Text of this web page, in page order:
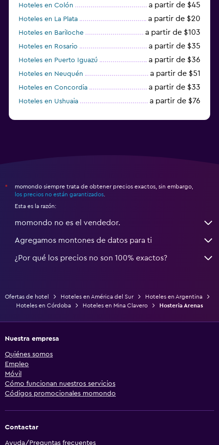
Hoteles en Colón a partir de $45
Hoteles en La Plata a partir de $20
Hoteles en Bariloche a partir de $103
Hoteles en Rosario a partir de $35
Hoteles en Puerto Iguazú a partir de $36
Hoteles en Neuquén a partir de $51
Hoteles en Concordia a partir de $33
Hoteles en Ushuaia a partir de $76
*
momondo siempre trata de obtener precios exactos, sin embargo,
los precios no están garantizados
Esta es la razón:
momondo no es el vendedor.
Agregamos montones de datos para ti
¿Por qué los precios no son 100% exactos?
Ofertas de hotel Hoteles en América del Sur
Hoteles en Argentina
Hoteles en Córdoba
Hoteles en Mina Clavero Hosteria Arenas
Nuestra empresa
Quiénes somos
Empleo
Móvil
Cómo funcionan nuestros servicios
Códigos promocionales momondo
Contactar
Ayuda/Preguntas frecuentes